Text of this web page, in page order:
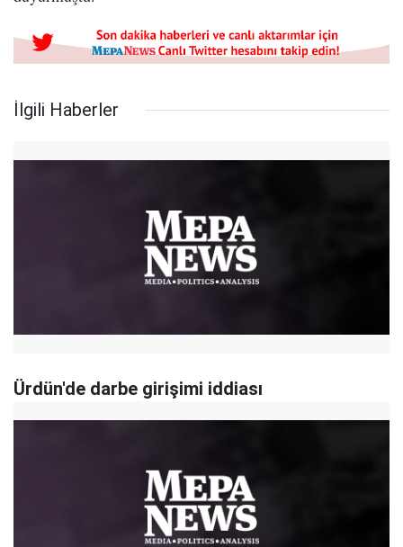
İlgili Haberler
Ürdün'de darbe girişimi iddiası